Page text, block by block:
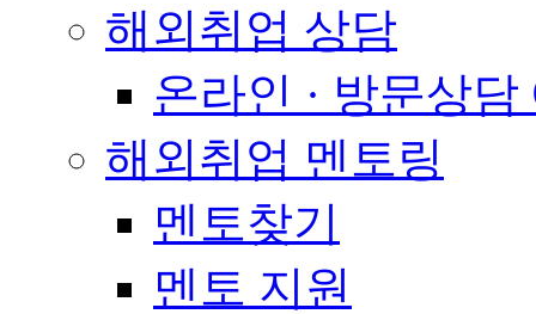
해외취업 상담
온라인 · 방문상담
해외취업 멘토링
멘토찾기
멘토 지원